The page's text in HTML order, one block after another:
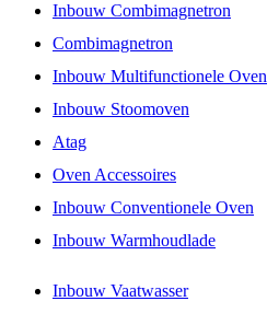
Inbouw Combimagnetron
Combimagnetron
Inbouw Multifunctionele Oven
Inbouw Stoomoven
Atag
Oven Accessoires
Inbouw Conventionele Oven
Inbouw Warmhoudlade
Inbouw Vaatwasser